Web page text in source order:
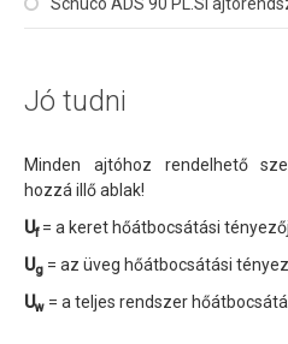
Jó tudni
Minden ajtóhoz rendelhető
hozzá illő ablak!
Uf= a keret hőátbocsátási
Ug = az üveg hőátbocsátási
Uw = a teljes rendszer